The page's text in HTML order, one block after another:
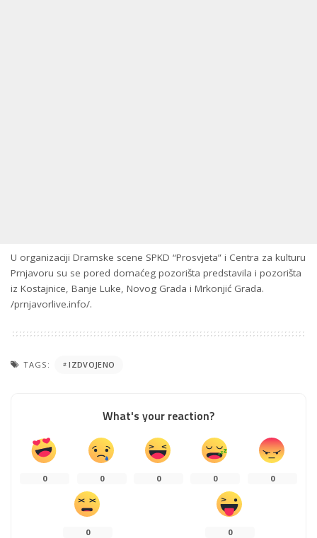
U organizaciji Dramske scene SPKD “Prosvjeta” i Centra za kulturu
Prnjavoru su se pored domaćeg pozorišta predstavila i pozorišta
iz Kostajnice, Banje Luke, Novog Grada i Mrkonjić Grada.
/prnjavorlive.info/.
TAGS: IZDVOJENO
What's your reaction?
0 0 0 0 0
0 0